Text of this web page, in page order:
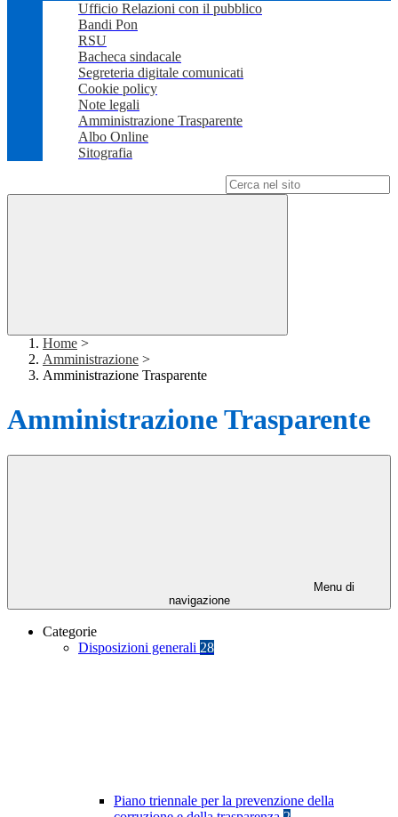
Ufficio Relazioni con il pubblico
Bandi Pon
RSU
Bacheca sindacale
Segreteria digitale comunicati
Cookie policy
Note legali
Amministrazione Trasparente
Albo Online
Sitografia
Home >
Amministrazione >
Amministrazione Trasparente
Amministrazione Trasparente
Menu di
navigazione
Categorie
Disposizioni generali 28
Piano triennale per la prevenzione della